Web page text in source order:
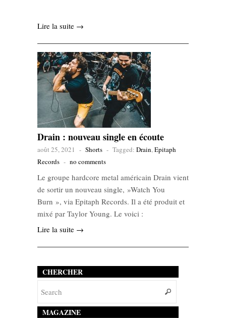
Lire la suite →
Drain : nouveau single en écoute
août 25, 2021 - Shorts - Tagged: Drain,Epitaph
Records - no comments
Le groupe hardcore metal américain Drain vient
de sortir un nouveau single, »Watch You
Burn », via Epitaph Records. Il a été produit et
mixé par Taylor Young. Le voici :
Lire la suite →
CHERCHER
MAGAZINE